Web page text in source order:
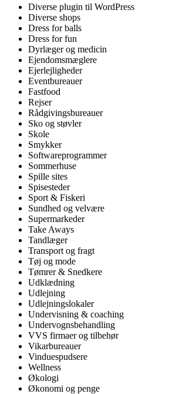
Diverse plugin til WordPress
Diverse shops
Dress for balls
Dress for fun
Dyrlæger og medicin
Ejendomsmæglere
Ejerlejligheder
Eventbureauer
Fastfood
Rejser
Rådgivingsbureauer
Sko og støvler
Skole
Smykker
Softwareprogrammer
Sommerhuse
Spille sites
Spisesteder
Sport & Fiskeri
Sundhed og velvære
Supermarkeder
Take Aways
Tandlæger
Transport og fragt
Tøj og mode
Tømrer & Snedkere
Udklædning
Udlejning
Udlejningslokaler
Undervisning & coaching
Undervognsbehandling
VVS firmaer og tilbehør
Vikarbureauer
Vinduespudsere
Wellness
Økologi
Økonomi og penge